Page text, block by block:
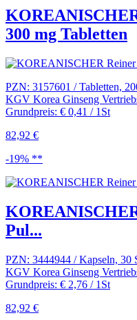
300 mg Tabletten
PZN: 3157601 / Tabletten,
KGV Korea Ginseng
Grundpreis: € 0,41 / 1St
82,92 €
-19% **
Pul...
PZN: 3444944 / Kapseln, 30
KGV Korea Ginseng
Grundpreis: € 2,76 / 1St
82,92 €